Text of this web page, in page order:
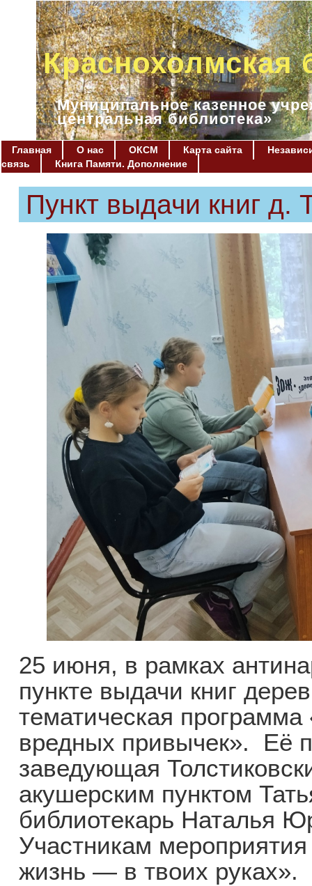
Краснохолмская
Муниципальное казенное
центральная библиотека»
Главная О нас ОКСМ Карта сайта
связь
Книга Памяти. Дополнение
Пункт выдачи книг д.
25 июня, в рамках
пункте выдачи книг
тематическая
вредных привычек». Её
заведующая
акушерским пунктом
библиотекарь Наталья
Участникам
жизнь — в твоих руках».